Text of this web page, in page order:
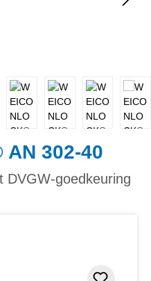
AN 302-40
DVGW-goedkeuring